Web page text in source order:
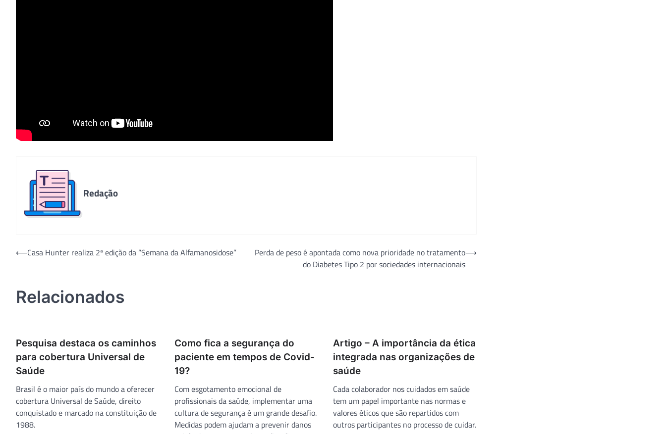
Redação
Navegação
⟵Casa Hunter realiza 2ª edição da “Semana da Alfamanosidose”
Perda de peso é apontada como nova prioridade no tratamento
do Diabetes Tipo 2 por sociedades internacionais
⟶
Relacionados
Pesquisa destaca os caminhos
para cobertura Universal de
Saúde
Brasil é o maior país do mundo a oferecer
cobertura Universal de Saúde, direito
conquistado e marcado na constituição de
1988.
Como fica a segurança do
paciente em tempos de Covid-
19?
Com esgotamento emocional de
profissionais da saúde, implementar uma
cultura de segurança é um grande desafio.
Medidas podem ajudam a prevenir danos
Artigo – A importância da ética
integrada nas organizações de
saúde
Cada colaborador nos cuidados em saúde
tem um papel importante nas normas e
valores éticos que são repartidos com
outros participantes no processo de cuidar.